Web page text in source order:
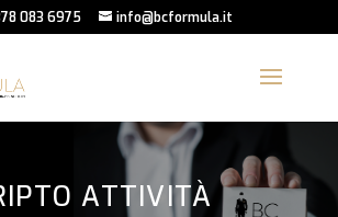
083 6975 info@bcformula.it
ATTIVITÀ